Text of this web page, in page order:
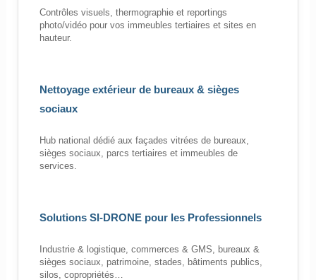
Contrôles visuels, thermographie et reportings
photo/vidéo pour vos immeubles tertiaires et sites en
hauteur.
Nettoyage extérieur de bureaux & sièges
sociaux
Hub national dédié aux façades vitrées de bureaux,
sièges sociaux, parcs tertiaires et immeubles de
services.
Solutions SI-DRONE pour les Professionnels
Industrie & logistique, commerces & GMS, bureaux &
sièges sociaux, patrimoine, stades, bâtiments publics,
silos, copropriétés…